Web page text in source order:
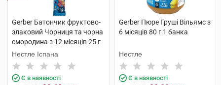
Gerber Батончик фруктово-
злаковий Чорниця та чорна
смородина з 12 місяців 25 г
Нестле Іспана
Є в наявності
Gerber Пюре Груші Вільямс з
6 місяців 80 г 1 банка
Нестле
Є в наявності